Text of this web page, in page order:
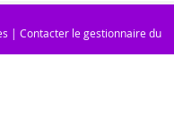
| Contacter le gestionnaire du